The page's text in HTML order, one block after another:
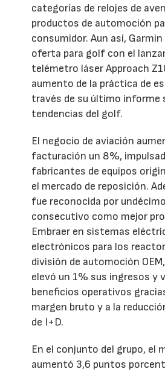
categorías de relojes de
productos de automoción
consumidor. Aun así,
oferta para golf con el
telémetro láser Approach
aumento de la práctica de
través de su último informe
tendencias del golf.
El negocio de aviación
facturación un 8%,
fabricantes de equipos
el mercado de reposición.
fue reconocida por
consecutivo como mejor
Embraer en sistemas
electrónicos para los
división de automoción
elevó un 1% sus ingresos y
beneficios operativos
margen bruto y a la
de I+D.
En el conjunto del grupo, el
aumentó 3,6 puntos